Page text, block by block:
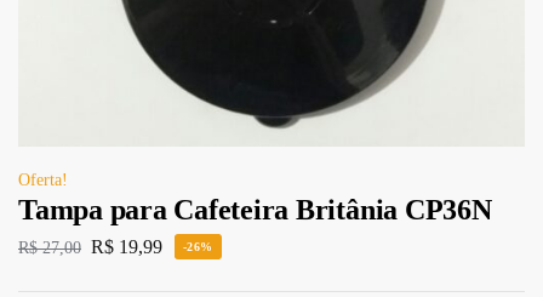
Oferta!
Tampa para Cafeteira Britânia CP36N
R$27,00 R$ 19,99 -26%